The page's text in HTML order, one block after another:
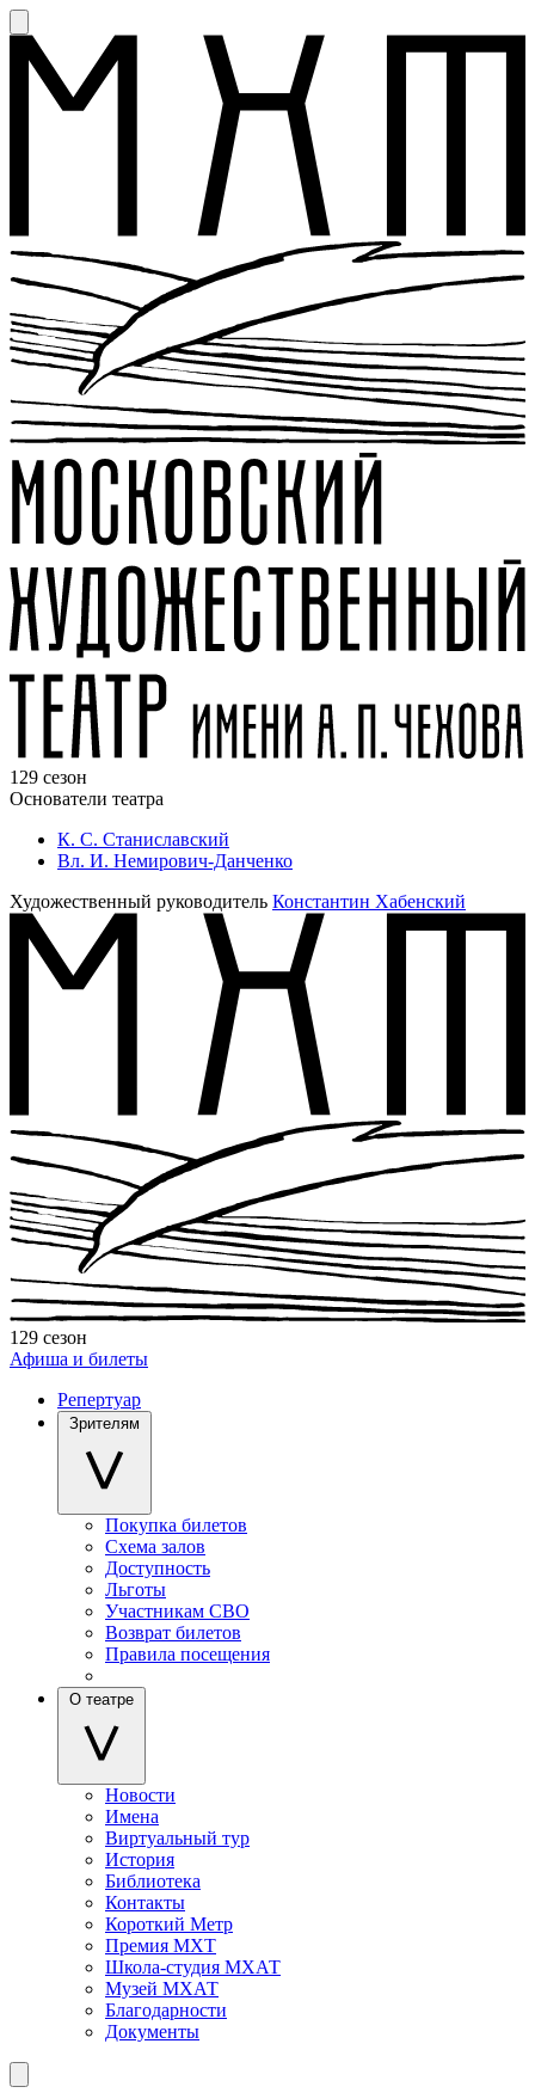
129 сезон
Основатели театра
К. С. Станиславский
Вл. И. Немирович-Данченко
Художественный руководитель Константин Хабенский
129 сезон
Афиша и билеты
Репертуар
Зрителям
Покупка билетов
Схема залов
Доступность
Льготы
Участникам СВО
Возврат билетов
Правила посещения
О театре
Новости
Имена
Виртуальный тур
История
Библиотека
Контакты
Короткий Метр
Премия МХТ
Школа-студия МХАТ
Музей МХАТ
Благодарности
Документы